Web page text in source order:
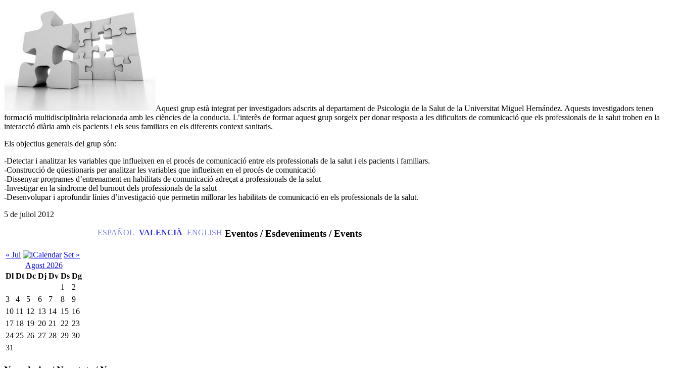
Aquest grup està integrat per investigadors adscrits al departament de Psicologia de la Salut de la Universitat Miguel Hernández. Aquests investigadors tenen
formació multidisciplinària relacionada amb les ciències de la conducta. L’interès de formar aquest grup sorgeix per donar resposta a les dificultats de comunicació que els professionals de la salut troben en la
interacció diària amb els pacients i els seus familiars en els diferents context sanitaris.
Els objectius generals del grup són:
-Detectar i analitzar les variables que influeixen en el procés de comunicació entre els professionals de la salut i els pacients i familiars.
-Construcció de qüestionaris per analitzar les variables que influeixen en el procés de comunicació
-Dissenyar programes d’entrenament en habilitats de comunicació adreçat a professionals de la salut
-Investigar en la síndrome del burnout dels professionals de la salut
-Desenvolupar i aprofundir línies d’investigació que permetin millorar les habilitats de comunicació en els professionals de la salut.
5 de juliol 2012
ESPAÑOL VALENCIÀ ENGLISH Eventos / Esdeveniments / Events
« Jul
Set »
Agost 2026
Dl Dt Dc Dj Dv Ds Dg
1
2
3
4 5 6 7 8
9
10 11 12 13 14 15 16
17 18 19 20 21 22 23
24 25 26 27 28 29 30
31